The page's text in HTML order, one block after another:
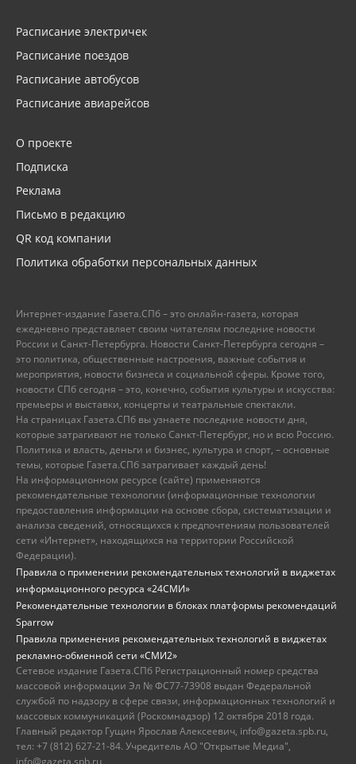
Расписание электричек
Расписание поездов
Расписание автобусов
Расписание авиарейсов
О проекте
Подписка
Реклама
Письмо в редакцию
QR код компании
Политика обработки персональных данных
Интернет-издание Газета.СПб – это онлайн-газета, которая
ежедневно представляет своим читателям последние новости
России и Санкт-Петербурга. Новости Санкт-Петербурга сегодня –
это политика, общественные настроения, важные события и
мероприятия, новости бизнеса и социальной сферы. Кроме того,
новости СПб сегодня – это, конечно, события культуры и искусства:
премьеры и выставки, концерты и театральные спектакли.
На страницах Газета.СПб вы узнаете последние новости дня,
которые затрагивают не только Санкт-Петербург, но и всю Россию.
Политика и власть, деньги и бизнес, культура и спорт, – основные
темы, которые Газета.СПб затрагивает каждый день!
На информационном ресурсе (сайте) применяются
рекомендательные технологии (информационные технологии
предоставления информации на основе сбора, систематизации и
анализа сведений, относящихся к предпочтениям пользователей
сети «Интернет», находящихся на территории Российской
Федерации).
Правила о применении рекомендательных технологий в виджетах
информационного ресурса «24СМИ»
Рекомендательные технологии в блоках платформы рекомендаций
Sparrow
Правила применения рекомендательных технологий в виджетах
рекламно-обменной сети «СМИ2»
Сетевое издание Газета.СПб Регистрационный номер средства
массовой информации Эл № ФС77-73908 выдан Федеральной
службой по надзору в сфере связи, информационных технологий и
массовых коммуникаций (Роскомнадзор) 12 октября 2018 года.
Главный редактор Гущин Ярослав Алексеевич, info@gazeta.spb.ru,
тел: +7 (812) 627-21-84. Учредитель АО "Открытые Медиа",
info@gazeta.spb.ru